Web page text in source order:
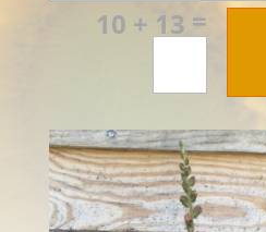
10 + 13 =